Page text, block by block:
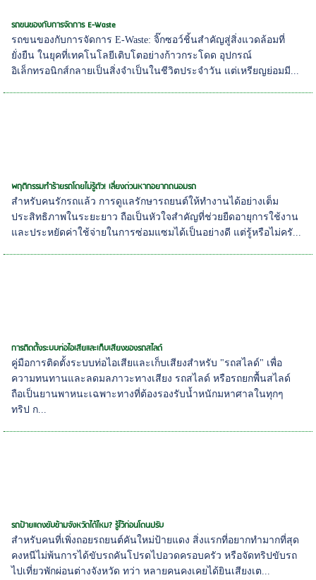
รถขนของกับการจัดการ E-Waste
รถขนของกับการจัดการ E-Waste: จิ๊กซอว์ชิ้นสำคัญสู่สิ่งแวดล้อมที่
ยั่งยืน ในยุคที่เทคโนโลยีเติบโตอย่างก้าวกระโดด อุปกรณ์
อิเล็กทรอนิกส์กลายเป็นสิ่งจำเป็นในชีวิตประจำวัน แต่เหรียญย่อมมี...
พฤติกรรมทำร้ายรถโดยไม่รู้ตัว! เลี่ยงด่วนหากอยากถนอมรถ
สำหรับคนรักรถแล้ว การดูแลรักษารถยนต์ให้ทำงานได้อย่างเต็ม
ประสิทธิภาพในระยะยาว ถือเป็นหัวใจสำคัญที่ช่วยยืดอายุการใช้งาน
และประหยัดค่าใช้จ่ายในการซ่อมแซมได้เป็นอย่างดี แต่รู้หรือไม่ครั...
การติดตั้งระบบท่อไอเสียและเก็บเสียงของรถสไลด์
คู่มือการติดตั้งระบบท่อไอเสียและเก็บเสียงสำหรับ "รถสไลด์" เพื่อ
ความทนทานและลดมลภาวะทางเสียง รถสไลด์ หรือรถยกพื้นสไลด์
ถือเป็นยานพาหนะเฉพาะทางที่ต้องรองรับน้ำหนักมหาศาลในทุกๆ
ทริป ก...
รถป้ายแดงขับข้ามจังหวัดได้ไหม? รู้ไว้ก่อนโดนปรับ
สำหรับคนที่เพิ่งถอยรถยนต์คันใหม่ป้ายแดง สิ่งแรกที่อยากทำมากที่สุด
คงหนีไม่พ้นการได้ขับรถคันโปรดไปอวดครอบครัว หรือจัดทริปขับรถ
ไปเที่ยวพักผ่อนต่างจังหวัด ทว่า หลายคนคงเคยได้ยินเสียงเต...